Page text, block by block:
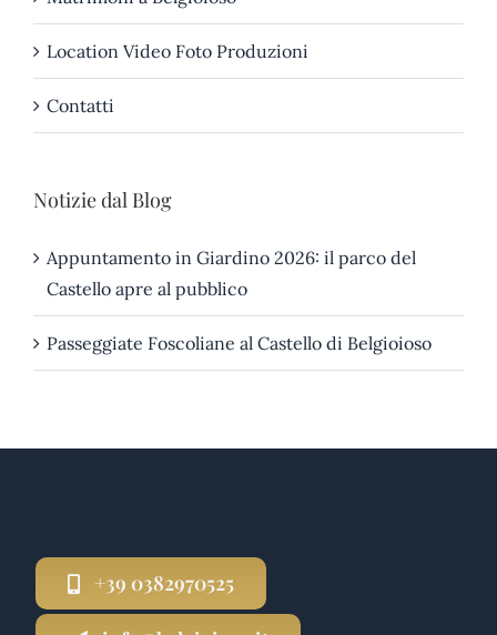
Location Video Foto Produzioni
Contatti
Notizie dal Blog
Appuntamento in Giardino 2026: il parco del
Castello apre al pubblico
Passeggiate Foscoliane al Castello di Belgioioso
+39 0382970525